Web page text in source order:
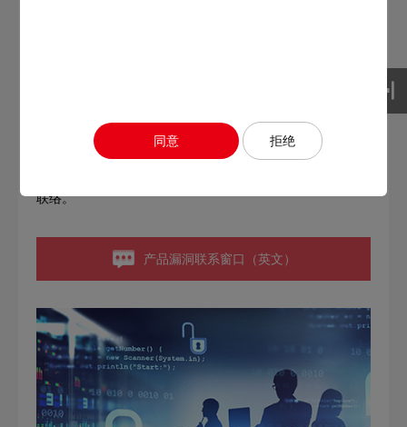
务的漏洞信息，并与产品设计/制造部门和服务运营部门合
作，对发现的漏洞及时做出反应。
联络。
产品漏洞联系窗口（英文）
同意 拒绝